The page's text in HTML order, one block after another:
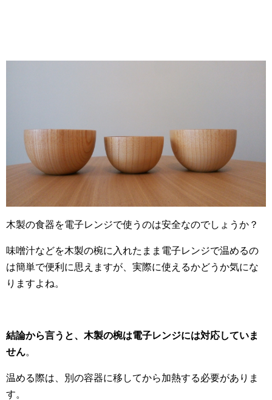
木製の食器を電子レンジで使うのは安全なのでしょうか？
味噌汁などを木製の椀に入れたまま電子レンジで温めるの
は簡単で便利に思えますが、実際に使えるかどうか気にな
りますよね。
結論から言うと、木製の椀は電子レンジには対応していま
せん。
温める際は、別の容器に移してから加熱する必要がありま
す。